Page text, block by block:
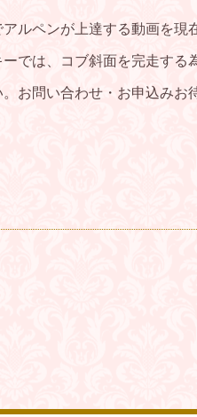
ルペンが上達する動画を現
では、コブ斜面を完走する
お問い合わせ・お申込みお